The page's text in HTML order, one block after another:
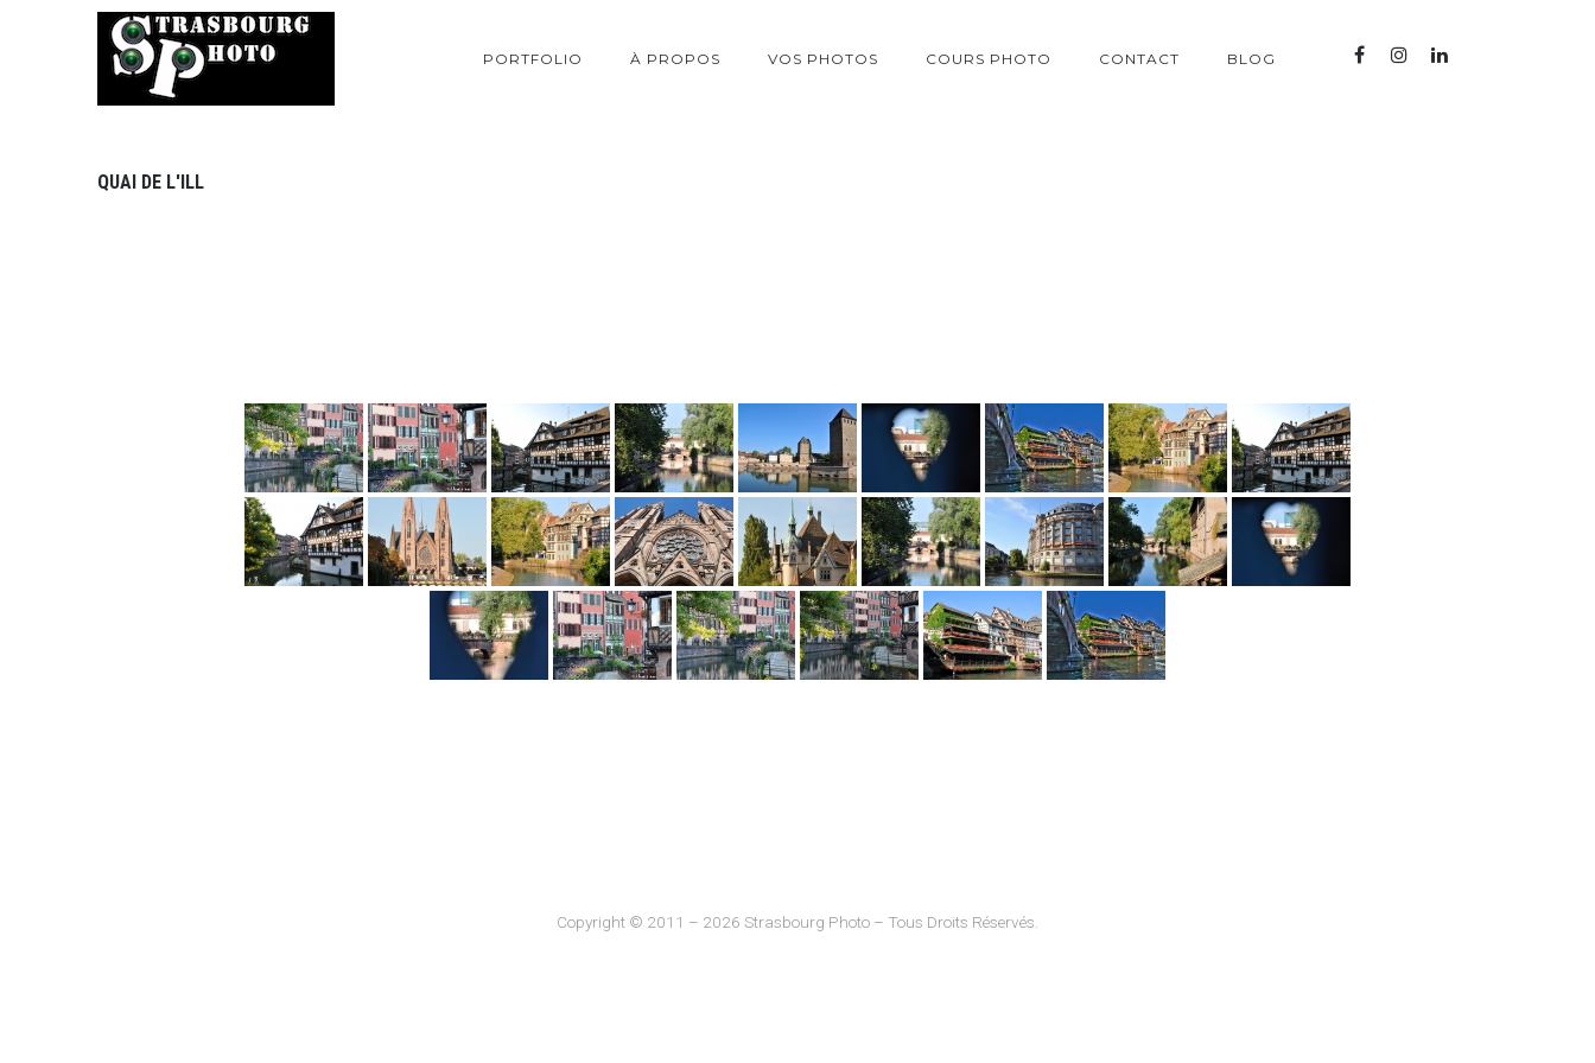
PORTFOLIO À PROPOS VOS PHOTOS COURS PHOTO CONTACT BLOG
QUAI DE L'ILL
Copyright © 2011 – 2026 Strasbourg Photo – Tous Droits Réservés.